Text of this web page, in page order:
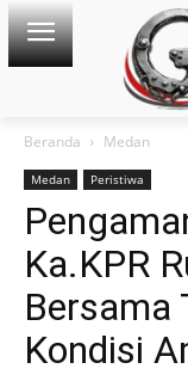
Beranda Medan
Medan Peristiwa
Ka.KPR
Bersama
Kondisi